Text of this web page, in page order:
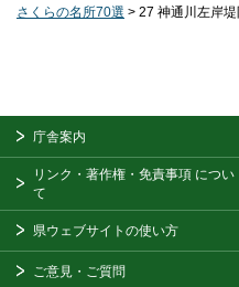
さくらの名所70選 > 27 神通川左岸堤
庁舎案内
リンク・著作権・免責事項 につい
て
県ウェブサイトの使い方
ご意見・ご質問